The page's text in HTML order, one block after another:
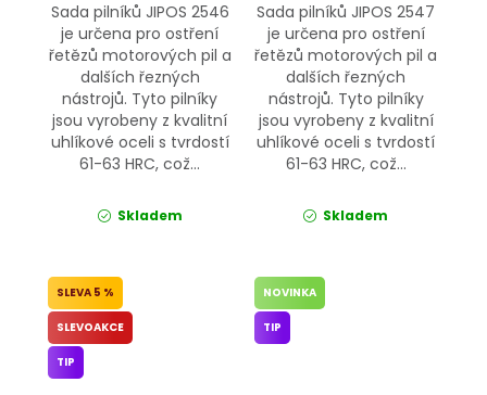
Sada pilníků JIPOS 2546
je určena pro ostření
řetězů motorových pil a
dalších řezných
nástrojů. Tyto pilníky
jsou vyrobeny z kvalitní
uhlíkové oceli s tvrdostí
61-63 HRC, což...
Skladem
Sada pilníků JIPOS 2547
je určena pro ostření
řetězů motorových pil a
dalších řezných
nástrojů. Tyto pilníky
jsou vyrobeny z kvalitní
uhlíkové oceli s tvrdostí
61-63 HRC, což...
Skladem
5 %
SLEVOAKCE
TIP
NOVINKA
TIP